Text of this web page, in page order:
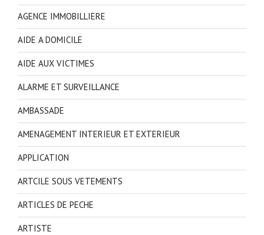
AGENCE IMMOBILLIERE
AIDE A DOMICILE
AIDE AUX VICTIMES
ALARME ET SURVEILLANCE
AMBASSADE
AMENAGEMENT INTERIEUR ET EXTERIEUR
APPLICATION
ARTCILE SOUS VETEMENTS
ARTICLES DE PECHE
ARTISTE